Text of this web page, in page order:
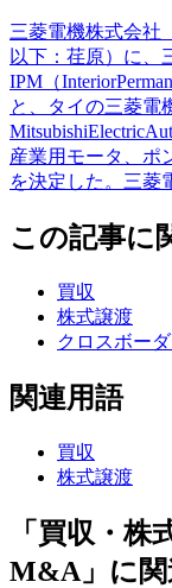
三菱電機株式会社
以下：荏原）に、
IPM（
と、タイの三菱電
産業用モータ、ポ
を決定した。三菱
この記事に
買収
株式譲渡
クロスボー
関連用語
買収
株式譲渡
「買収・
M&A」に関